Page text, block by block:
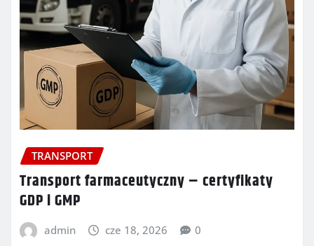
TRANSPORT
Transport farmaceutyczny – certyfikaty
GDP i GMP
admin cze 18, 2026 0